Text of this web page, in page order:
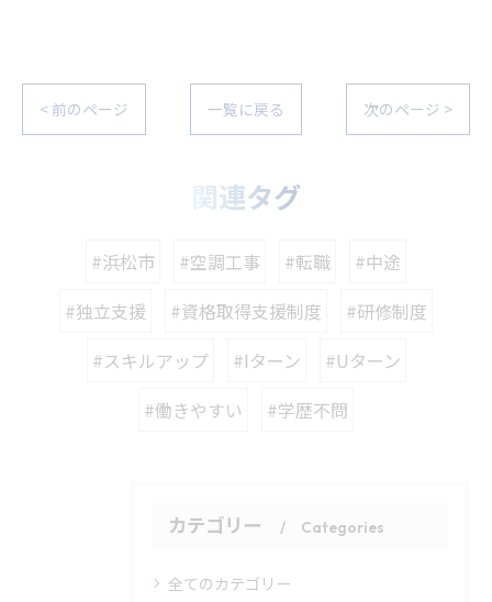
< 前のページ 一覧に戻る 次のページ >
関連タグ
#浜松市 #空調工事 #転職
#中途
#独立支援
#資格取得支援制度
#研修制度
#スキルアップ
#Iターン
#Uターン
#働きやすい
#学歴不問
カテゴリー Categories
全てのカテゴリー